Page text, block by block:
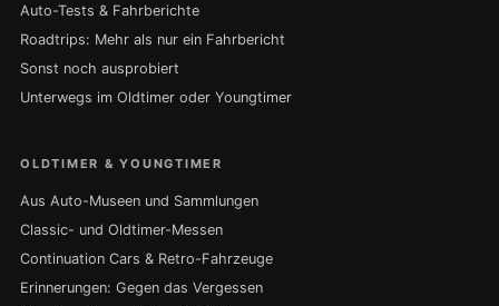
Auto-Tests & Fahrberichte
Roadtrips: Mehr als nur ein Fahrbericht
Sonst noch ausprobiert
Unterwegs im Oldtimer oder Youngtimer
OLDTIMER & YOUNGTIMER
Aus Auto-Museen und Sammlungen
Classic- und Oldtimer-Messen
Continuation Cars & Retro-Fahrzeuge
Erinnerungen: Gegen das Vergessen